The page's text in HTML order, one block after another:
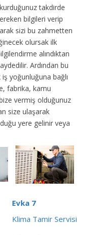
takdirde
bilgileri verip
sizi bu zahmetten
olursak ilk
alındıktan
Ardından bu
yoğunluğuna bağlı
fabrika, kamu
vermiş olduğunuz
size ulaşarak
yere gelinir veya
Evka 7
Klima Tamir Servisi